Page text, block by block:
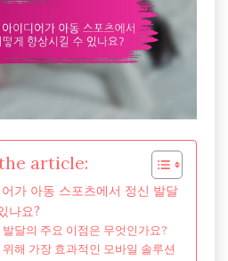
article:
가 아동 스포츠에서 정신 발달
나요?
달의 주요 이점은 무엇인가요?
해 가장 효과적인 모바일 솔루션